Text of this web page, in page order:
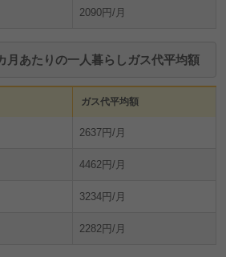
2090円/月
月あたりの一人暮らしガス代平均額
ガス代平均額
2637円/月
4462円/月
3234円/月
2282円/月